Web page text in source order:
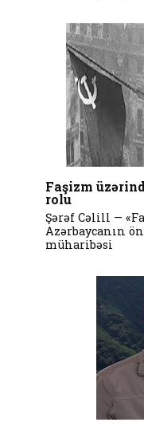
Faşizm
rolu
Şərəf Cəlill —
Azərbaycanın
müharibəsi